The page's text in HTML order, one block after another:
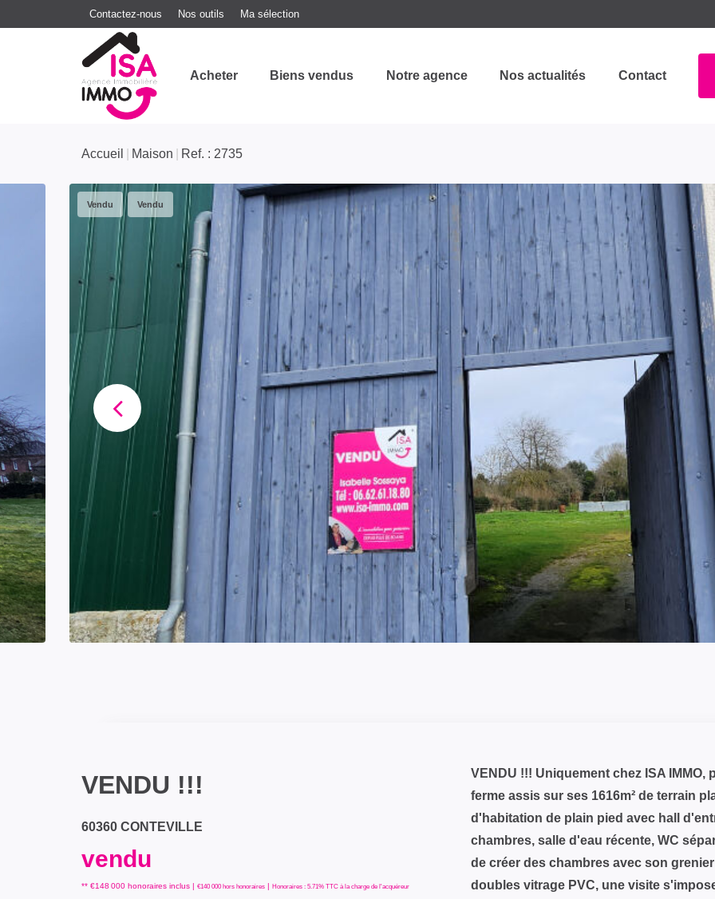
Contactez-nous Nos outils Ma sélection
Acheter Biens vendus Notre agence Nos actualités Contact
Accueil Maison Ref. : 2735
Vendu Vendu
VENDU !!!
60360 CONTEVILLE
vendu
** €148 000 honoraires inclus | €140 000 hors honoraires | Honoraires : 5.71% TTC à la charge de l'acquéreur
VENDU !!! Uniquement chez ISA
ferme assis sur ses 1616m² de terrain
d'habitation de plain pied avec hall
chambres, salle d'eau récente, WC
de créer des chambres avec son
doubles vitrage PVC, une visite